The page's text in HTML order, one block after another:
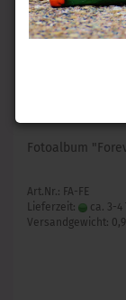
Fotoalbum
Art.Nr.: FA-FE
Lieferzeit:
ca. 3-4
Versandgewicht: 0,9